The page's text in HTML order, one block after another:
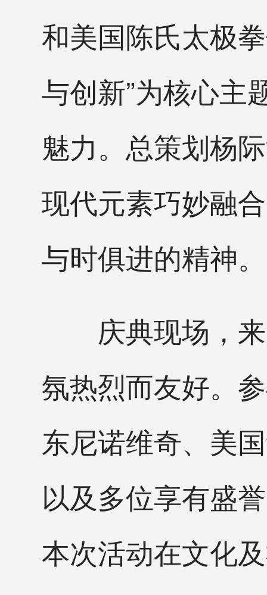
和美国陈氏太极
与创新”为核心主
魅力。总策划杨
现代元素巧妙融
与时俱进的精神。
庆典现场，来
氛热烈而友好。
东尼诺维奇、美
以及多位享有盛
本次活动在文化